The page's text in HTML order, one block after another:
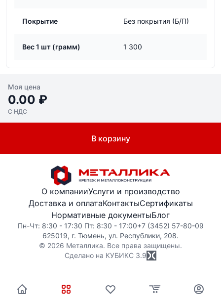
Покрытие Без покрытия (Б/П)
Вес 1 шт (грамм) 1 300
Моя цена
0.00 ₽
С НДС
В корзину
О компанииУслуги и производство
Доставка и оплатаКонтактыСертификаты
Нормативные документыБлог
Пн-Чт: 8:30 - 17:30 Пт: 8:30 - 17:00+7 (3452) 57-80-09
625019, г. Тюмень, ул. Республики, 208.
© 2026 Металлика. Все права защищены.
Сделано на КУБИКС 3.9